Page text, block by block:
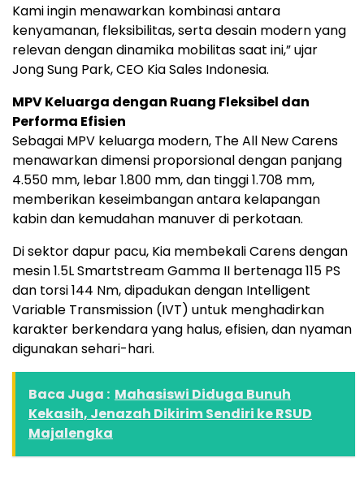
Kami ingin menawarkan kombinasi antara
kenyamanan, fleksibilitas, serta desain modern yang
relevan dengan dinamika mobilitas saat ini,” ujar
Jong Sung Park, CEO Kia Sales Indonesia.
MPV Keluarga dengan Ruang Fleksibel dan
Performa Efisien
Sebagai MPV keluarga modern, The All New Carens
menawarkan dimensi proporsional dengan panjang
4.550 mm, lebar 1.800 mm, dan tinggi 1.708 mm,
memberikan keseimbangan antara kelapangan
kabin dan kemudahan manuver di perkotaan.
Di sektor dapur pacu, Kia membekali Carens dengan
mesin 1.5L Smartstream Gamma II bertenaga 115 PS
dan torsi 144 Nm, dipadukan dengan Intelligent
Variable Transmission (IVT) untuk menghadirkan
karakter berkendara yang halus, efisien, dan nyaman
digunakan sehari-hari.
Baca Juga : Mahasiswi Diduga Bunuh
Kekasih, Jenazah Dikirim Sendiri ke RSUD
Majalengka